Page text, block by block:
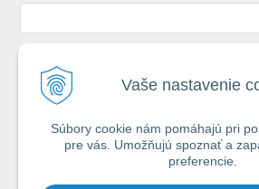
Vaše nastavenie
Súbory cookie nám pomáhajú pri
pre vás. Umožňujú spoznať a
preferencie.
Registráciou súhlasíte sovšeobecnými
s.r.o.